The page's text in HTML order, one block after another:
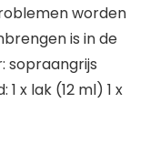
worden
is in de
sopraangrijs
x lak (12 ml) 1 x